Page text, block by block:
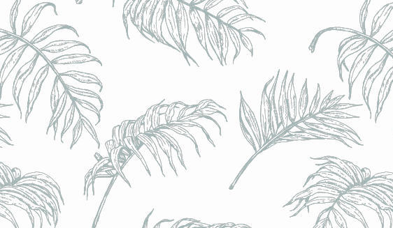
BRULO (UK) - King For A Day NEIPA - (Sans Alcool) - 0,5% - Canette 33cl
BRULO (UK) - King For A Day NEIPA - (Sans Alcool) - 0,5% - Canette 33cl
Achat immédiat